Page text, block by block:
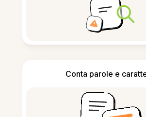
Conta parole e